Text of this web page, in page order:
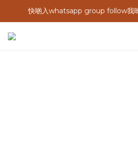
快啲入whatsapp group follow我